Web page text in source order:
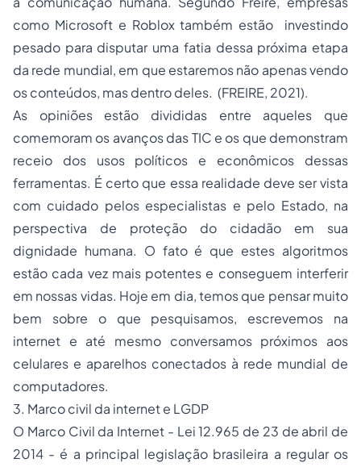
como Microsoft e Roblox também estão investindo
pesado para disputar uma fatia dessa próxima etapa
da rede mundial, em que estaremos não apenas vendo
os conteúdos, mas dentro deles. (FREIRE, 2021).
As opiniões estão divididas entre aqueles que
comemoram os avanços das TIC e os que demonstram
receio dos usos políticos e econômicos dessas
ferramentas. É certo que essa realidade deve ser vista
com cuidado pelos especialistas e pelo Estado, na
perspectiva de proteção do cidadão em sua
dignidade humana. O fato é que estes algoritmos
estão cada vez mais potentes e conseguem interferir
em nossas vidas. Hoje em dia, temos que pensar muito
bem sobre o que pesquisamos, escrevemos na
internet e até mesmo conversamos próximos aos
celulares e aparelhos conectados à rede mundial de
computadores.
3. Marco civil da internet e LGDP
O Marco Civil da Internet - Lei 12.965 de 23 de abril de
2014 - é a principal legislação brasileira a regular os